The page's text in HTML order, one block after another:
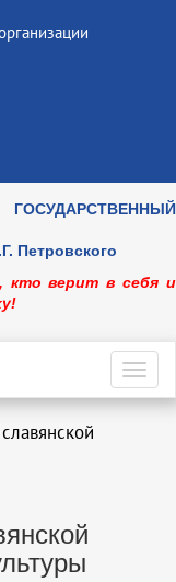
Петровского
кто верит в себя и